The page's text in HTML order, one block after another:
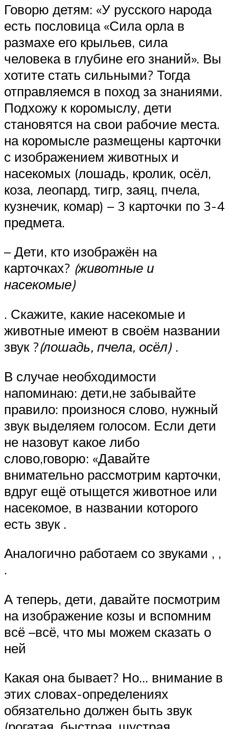
Говорю детям: «У русского народа
есть пословица «Сила орла в
размахе его крыльев, сила
человека в глубине его знаний». Вы
хотите стать сильными? Тогда
отправляемся в поход за знаниями.
Подхожу к коромыслу, дети
становятся на свои рабочие места.
на коромысле размещены карточки
с изображением животных и
насекомых (лошадь, кролик, осёл,
коза, леопард, тигр, заяц, пчела,
кузнечик, комар) – 3 карточки по 3-4
предмета.
– Дети, кто изображён на
карточках? (животные и
насекомые)
. Скажите, какие насекомые и
животные имеют в своём названии
звук ?(лошадь, пчела, осёл) .
В случае необходимости
напоминаю: дети,не забывайте
правило: произнося слово, нужный
звук выделяем голосом. Если дети
не назовут какое либо
слово,говорю: «Давайте
внимательно рассмотрим карточки,
вдруг ещё отыщется животное или
насекомое, в названии которого
есть звук .
Аналогично работаем со звуками , ,
.
А теперь, дети, давайте посмотрим
на изображение козы и вспомним
всё –всё, что мы можем сказать о
ней
Какая она бывает? Но… внимание в
этих словах-определениях
обязательно должен быть звук